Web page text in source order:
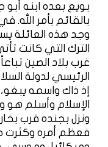
بويع بعده ابنه
بالقائم بأمر الله.
وجد هذه العائلة
الترك التي كانت
غرب بلاد الصين
الرئيسي لدولة
إذ ذاك واسمه
الإسلام وأسلم هو
ونزل بجنده قرب
فعظم أمره وكثرت